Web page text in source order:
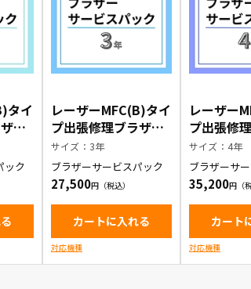
タイ
ー
ック
レーザーMFC(B)タイ
プ出張修理ブラザー
サービスパック3年
サイズ：3年
ブラザーサービスパック
27,500
カートに入れる
対応機種
レーザー
プ出張修
サービスパ
サイズ：4年
ブラザーサ
35,200
カート
対応機種